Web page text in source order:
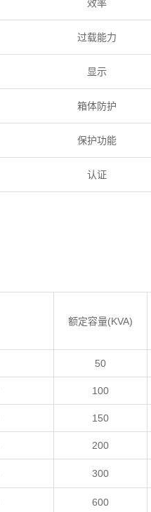
效率
过载能力
显示
箱体防护
保护功能
认证
额定容量(KVA)
50
100
150
200
300
600